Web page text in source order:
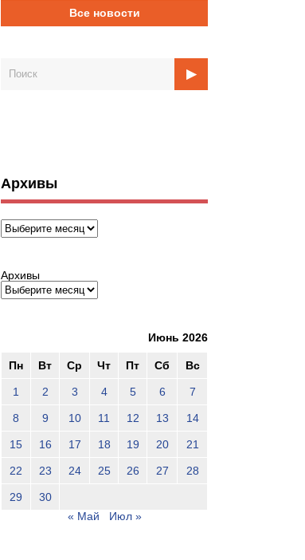
Все новости
Архивы
Архивы
Архивы
Июнь 2026
Пн Вт Ср Чт Пт Сб Вс
1 2 3 4 5 6 7
8 9 10 11 12 13 14
15 16 17 18 19 20 21
22 23 24 25 26 27 28
29
30
« Май
Июл »